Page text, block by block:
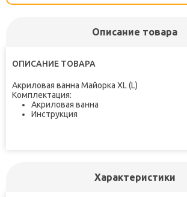
не забудьте
Описание товара
ОПИСАНИЕ ТОВАРА
Акриловая ванна Майорка XL (L)
Комплектация:
Акриловая ванна
Инструкция
Характеристики